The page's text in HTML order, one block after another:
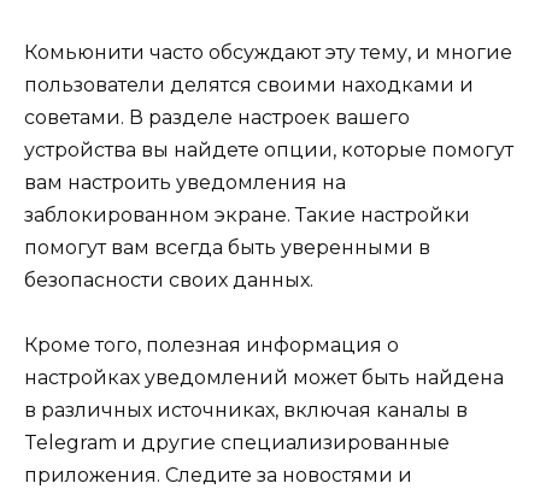
Комьюнити часто обсуждают эту тему, и многие
пользователи делятся своими находками и
советами. В разделе настроек вашего
устройства вы найдете опции, которые помогут
вам настроить уведомления на
заблокированном экране. Такие настройки
помогут вам всегда быть уверенными в
безопасности своих данных.
Кроме того, полезная информация о
настройках уведомлений может быть найдена
в различных источниках, включая каналы в
Telegram и другие специализированные
приложения. Следите за новостями и